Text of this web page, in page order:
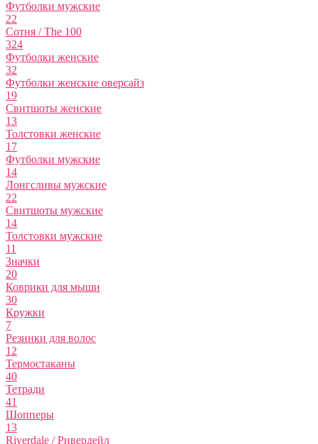
Футболки мужские
22
Сотня / The 100
324
Футболки женские
32
Футболки женские оверсайз
19
Свитшоты женские
13
Толстовки женские
17
Футболки мужские
14
Лонгсливы мужские
22
Свитшоты мужские
14
Толстовки мужские
11
Значки
20
Коврики для мыши
30
Кружки
7
Резинки для волос
12
Термостаканы
40
Тетради
41
Шопперы
13
Riverdale / Ривердейл